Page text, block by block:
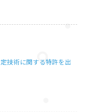
技術に関する特許を出